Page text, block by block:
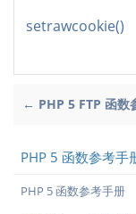
setrawcookie()
← PHP 5 FTP 函数
PHP 5 函数参考手
PHP 5 函数参考手册